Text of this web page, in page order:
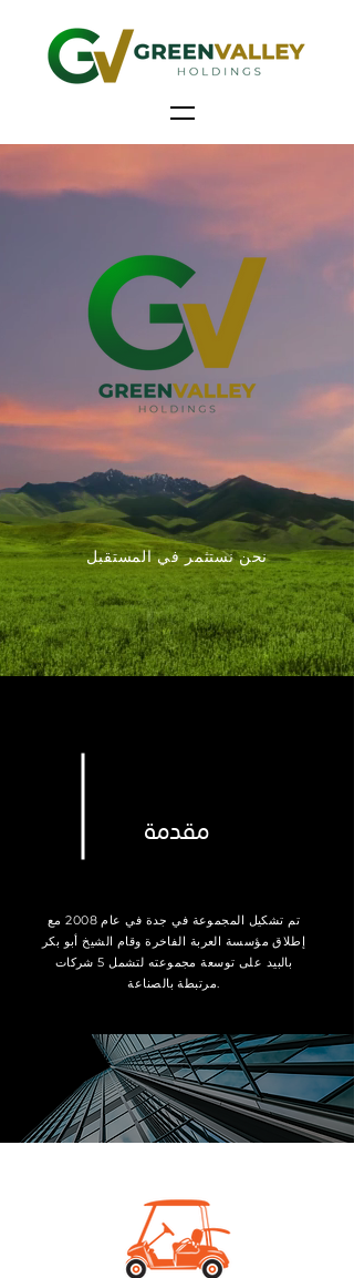
نحن نستثمر في المستقبل
مقدمة
تم تشكيل المجموعة في جدة في عام 2008 مع
إطلاق مؤسسة العربة الفاخرة وقام الشيخ أبو بكر
بالبيد على توسعة مجموعته لتشمل 5 شركات
مرتبطة بالصناعة.